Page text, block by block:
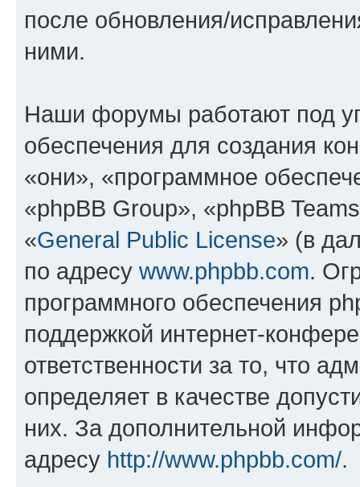
после обновления/
ними.
Наши форумы работают под
обеспечения для создания
«они», «программное
«phpBB Group», «phpBB
«General Public License» (в
по адресу www.phpbb.com.
программного обеспечения
поддержкой интернет-
ответственности за то, что
определяет в качестве
них. За дополнительной
адресу http://www.phpbb.com/.